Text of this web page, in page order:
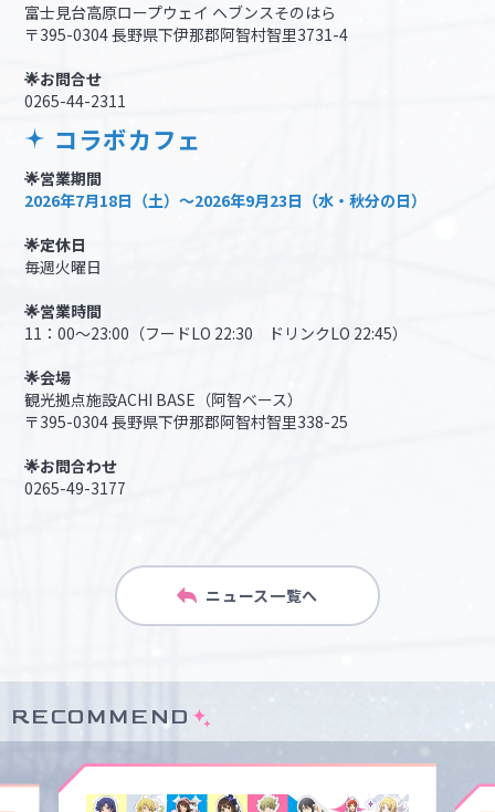
富士見台高原ロープウェイ ヘブンスそのはら
〒395-0304 長野県下伊那郡阿智村智里3731-4
🌟お問合せ
0265-44-2311
コラボカフェ
🌟営業期間
2026年7月18日（土）～2026年9月23日（水・秋分の日）
🌟定休日
毎週火曜日
🌟営業時間
11：00～23:00（フードLO 22:30 ドリンクLO 22:45）
🌟会場
観光拠点施設ACHI BASE（阿智ベース）
〒395-0304 長野県下伊那郡阿智村智里338-25
🌟お問合わせ
0265-49-3177
ニュース一覧へ
RECOMMEND